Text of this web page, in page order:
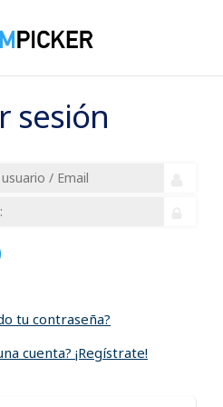
sesión
tu contraseña?
cuenta? ¡Regístrate!